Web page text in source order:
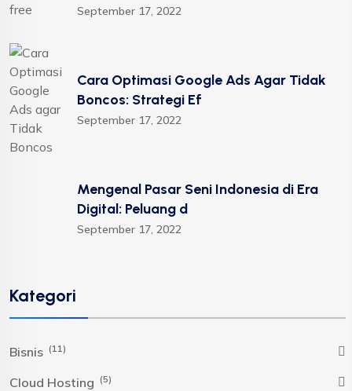
September 17, 2022
Cara Optimasi Google Ads Agar Tidak
Boncos: Strategi Ef
September 17, 2022
Mengenal Pasar Seni Indonesia di Era
Digital: Peluang d
September 17, 2022
Kategori
Bisnis (11)
Cloud Hosting (5)